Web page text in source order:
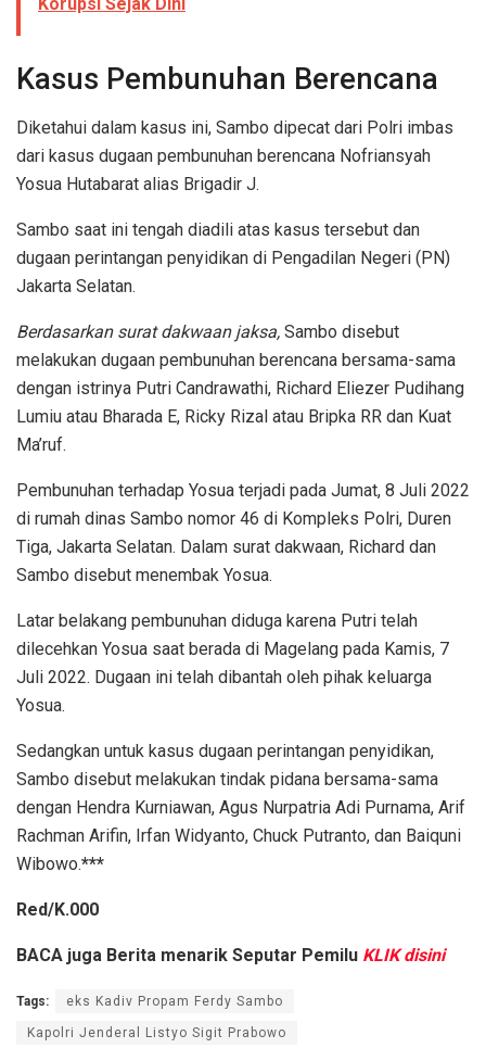
Kasus Pembunuhan Berencana
Diketahui dalam kasus ini, Sambo dipecat dari Polri imbas
dari kasus dugaan pembunuhan berencana Nofriansyah
Yosua Hutabarat alias Brigadir J.
Sambo saat ini tengah diadili atas kasus tersebut dan
dugaan perintangan penyidikan di Pengadilan Negeri (PN)
Jakarta Selatan.
Berdasarkan surat dakwaan jaksa, Sambo disebut
melakukan dugaan pembunuhan berencana bersama-sama
dengan istrinya Putri Candrawathi, Richard Eliezer Pudihang
Lumiu atau Bharada E, Ricky Rizal atau Bripka RR dan Kuat
Ma’ruf.
Pembunuhan terhadap Yosua terjadi pada Jumat, 8 Juli 2022
di rumah dinas Sambo nomor 46 di Kompleks Polri, Duren
Tiga, Jakarta Selatan. Dalam surat dakwaan, Richard dan
Sambo disebut menembak Yosua.
Latar belakang pembunuhan diduga karena Putri telah
dilecehkan Yosua saat berada di Magelang pada Kamis, 7
Juli 2022. Dugaan ini telah dibantah oleh pihak keluarga
Yosua.
Sedangkan untuk kasus dugaan perintangan penyidikan,
Sambo disebut melakukan tindak pidana bersama-sama
dengan Hendra Kurniawan, Agus Nurpatria Adi Purnama, Arif
Rachman Arifin, Irfan Widyanto, Chuck Putranto, dan Baiquni
Wibowo.***
Red/K.000
BACA juga Berita menarik Seputar Pemilu KLIK disini
Tags: eks Kadiv Propam Ferdy Sambo
Kapolri Jenderal Listyo Sigit Prabowo